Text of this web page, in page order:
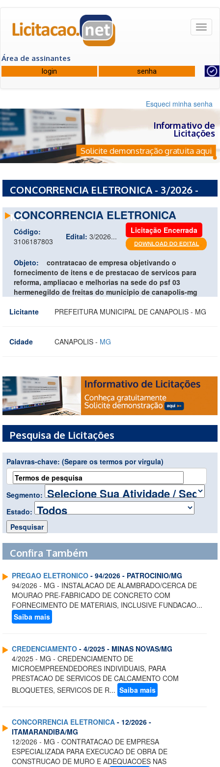
Área de assinantes
Esqueci minha senha
Informativo de
Licitações
Solicite demonstração gratuita aqui
CONCORRENCIA ELETRONICA - 3/2026 -
MG
CONCORRENCIA ELETRONICA
Código:
3106187803
Edital: 3/2026...
Licitação Encerrada
Objeto:
contratacao de empresa objetivando o
fornecimento de itens e de prestacao de servicos para
reforma, ampliacao e melhorias na sede do psf 03
hermenegildo de freitas do municipio de canapolis-mg
Licitante
PREFEITURA MUNICIPAL DE CANAPOLIS - MG
Cidade CANAPOLIS - MG
Pesquisa de Licitações
Palavras-chave: (Separe os termos por virgula)
Segmento:
Estado:
Confira Também
PREGAO ELETRONICO - 94/2026 - PATROCINIO/MG
94/2026 - MG - INSTALACAO DE ALAMBRADO/CERCA DE
MOURAO PRE-FABRICADO DE CONCRETO COM
FORNECIMENTO DE MATERIAIS, INCLUSIVE FUNDACAO...
Saiba mais
CREDENCIAMENTO - 4/2025 - MINAS NOVAS/MG
4/2025 - MG - CREDENCIAMENTO DE
MICROEMPREENDEDORES INDIVIDUAIS, PARA
PRESTACAO DE SERVICOS DE CALCAMENTO COM
BLOQUETES, SERVICOS DE R... Saiba mais
CONCORRENCIA ELETRONICA - 12/2026 -
ITAMARANDIBA/MG
12/2026 - MG - CONTRATACAO DE EMPRESA
ESPECIALIZADA PARA EXECUCAO DE OBRA DE
CONSTRUCAO DE MURO E ADEQUACOES NAS